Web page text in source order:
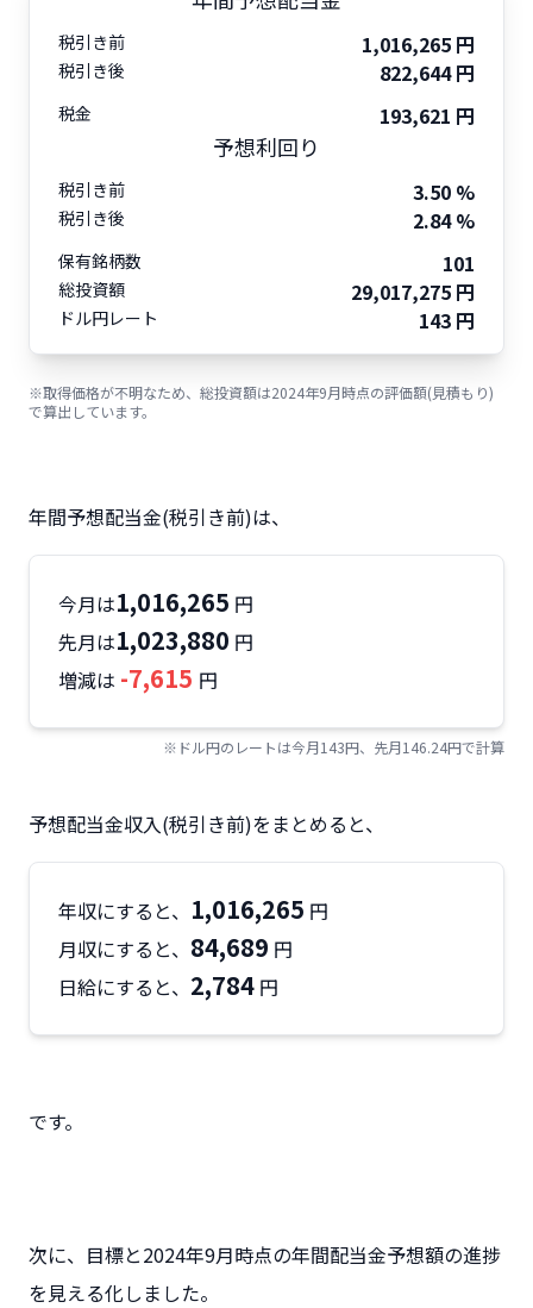
税引き前 1,016,265 円
税引き後 822,644 円
税金 193,621 円
予想利回り
税引き前 3.50 %
税引き後 2.84 %
保有銘柄数 101
総投資額 29,017,275 円
ドル円レート 143 円
※取得価格が不明なため、総投資額は2024年9月時点の評価額(見積もり)
で算出しています。
年間予想配当金(税引き前)は、
今月は1,016,265 円
先月は1,023,880 円
増減は -7,615 円
※ドル円のレートは今月143円、先月146.24円で計算
予想配当金収入(税引き前)をまとめると、
年収にすると、 1,016,265 円
月収にすると、 84,689 円
日給にすると、 2,784 円
です。
次に、目標と2024年9月時点の年間配当金予想額の進捗
を見える化しました。